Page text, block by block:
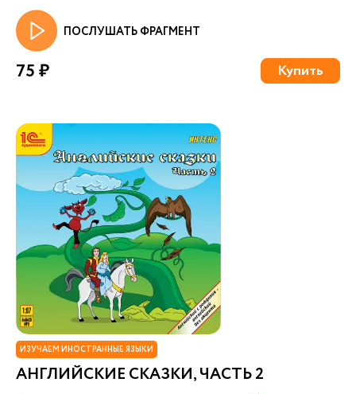
ПОСЛУШАТЬ ФРАГМЕНТ
75 ₽ Купить
ИЗУЧАЕМ ИНОСТРАННЫЕ ЯЗЫКИ
АНГЛИЙСКИЕ СКАЗКИ, ЧАСТЬ 2